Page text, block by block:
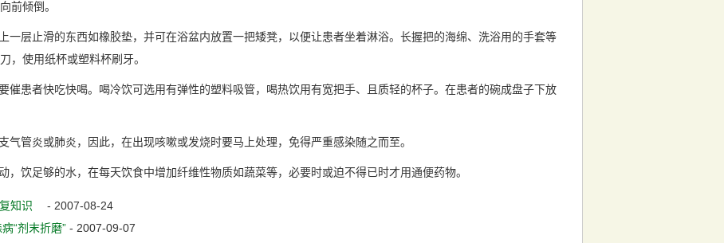
前倾倒。
一层止滑的东西如橡胶垫，并可在浴盆内放置一把矮凳，以便让患者坐着淋浴。长握把的海绵、洗浴用的手套等
，使用纸杯或塑料杯刷牙。
催患者快吃快喝。喝冷饮可选用有弹性的塑料吸管，喝热饮用有宽把手、且质轻的杯子。在患者的碗成盘子下放
气管炎或肺炎，因此，在出现咳嗽或发烧时要马上处理，免得严重感染随之而至。
，饮足够的水，在每天饮食中增加纤维性物质如蔬菜等，必要时或迫不得已时才用通便药物。
复知识 - 2007-08-24
“剂末折磨” - 2007-09-07